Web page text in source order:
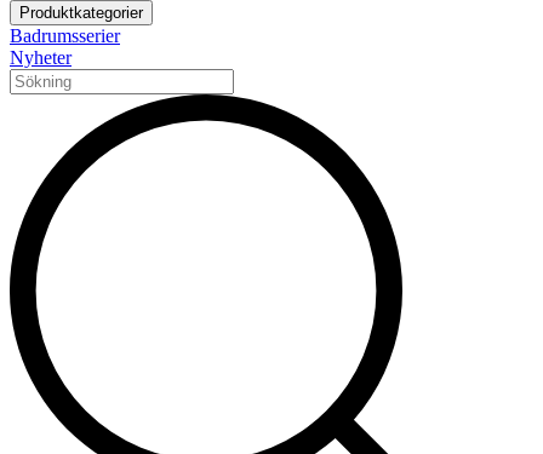
Produktkategorier
Badrumsserier
Nyheter